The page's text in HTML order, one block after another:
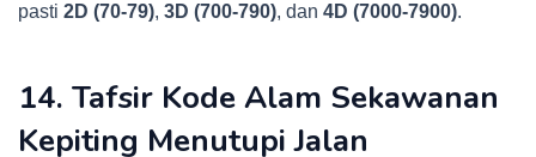
pasti 2D (70-79), 3D (700-790), dan 4D (7000-7900).
14. Tafsir Kode Alam Sekawanan
Kepiting Menutupi Jalan